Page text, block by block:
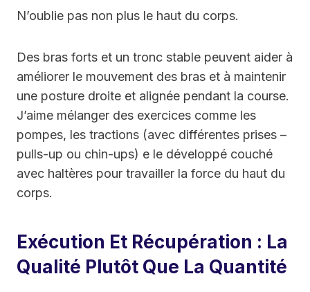
N’oublie pas non plus le haut du corps.
Des bras forts et un tronc stable peuvent aider à
améliorer le mouvement des bras et à maintenir
une posture droite et alignée pendant la course.
J’aime mélanger des exercices comme les
pompes, les tractions (avec différentes prises –
pulls-up ou chin-ups) e le développé couché
avec haltères pour travailler la force du haut du
corps.
Exécution Et Récupération : La
Qualité Plutôt Que La Quantité